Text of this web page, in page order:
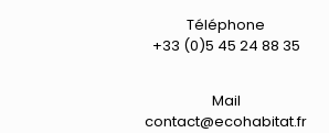
page
Téléphone
+33 (0)5 45 24 88 35
Mail
contact@ecohabitat.fr